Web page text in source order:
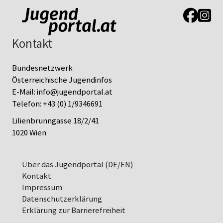
Link zur
Link
Kontakt
Bundesnetzwerk
Österreichische Jugendinfos
E-Mail:info@jugendportal.at
Telefon:+43 (0) 1/9346691
Lilienbrunngasse 18/2/41
1020 Wien
Über das Jugendportal (DE/EN)
Kontakt
Impressum
Datenschutz­erklärung
Erklärung zur Barrierefreiheit